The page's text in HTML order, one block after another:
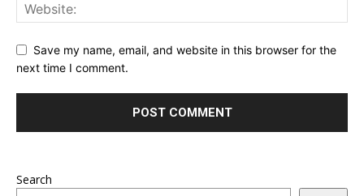
Save my name, email, and website in this browser for the
next time I comment.
Search